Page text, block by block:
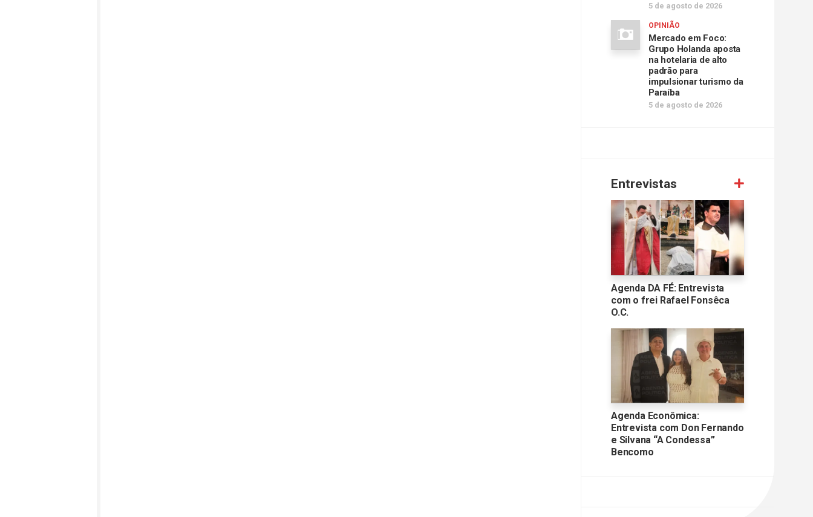
5 de agosto de 2026
OPINIÃO
Mercado em Foco:
Grupo Holanda aposta
na hotelaria de alto
padrão para
impulsionar turismo da
Paraíba
5 de agosto de 2026
Entrevistas
Agenda DA FÉ: Entrevista
com o frei Rafael Fonsêca
O.C.
Agenda Econômica:
Entrevista com Don Fernando
e Silvana “A Condessa”
Bencomo